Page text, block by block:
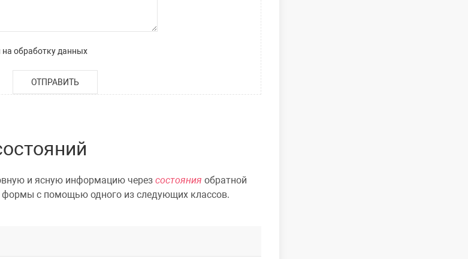
на обработку данных
ОТПРАВИТЬ
и ясную информацию через состояния обратной
формы с помощью одного из следующих классов.